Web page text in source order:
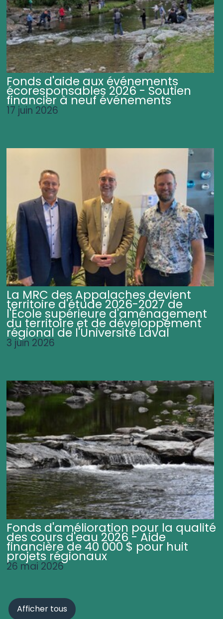
Fonds d'aide aux événements
écoresponsables 2026 - Soutien
financier à neuf événements
17 juin 2026
La MRC des Appalaches devient
territoire d'étude 2026-2027 de
l'École supérieure d'aménagement
du territoire et de développement
régional de l'Université Laval
3 juin 2026
Fonds d'amélioration pour la qualité
des cours d'eau 2026 - Aide
financière de 40 000 $ pour huit
projets régionaux
26 mai 2026
Afficher tous